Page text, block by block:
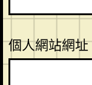
個人網站網址